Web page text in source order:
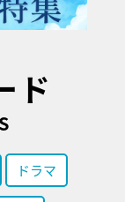
ド
ドラマ